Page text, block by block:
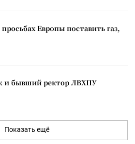
Европы поставить газ,
и бывший ректор ЛВХПУ
Показать ещё